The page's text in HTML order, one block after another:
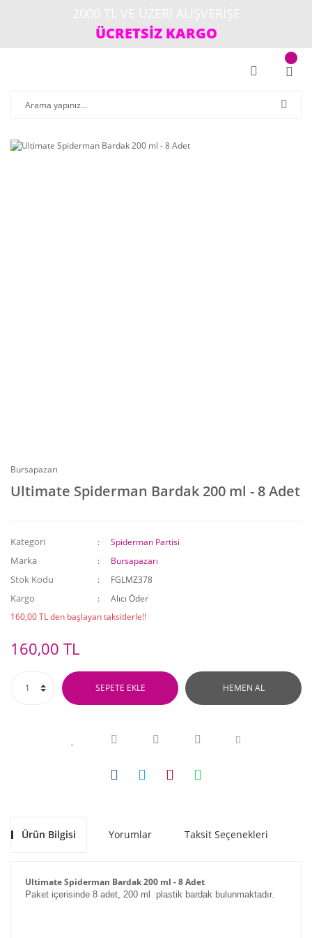
ÜCRETSİZ KARGO
Bursapazarı
Ultimate Spiderman Bardak 200 ml - 8 Adet
Kategori Spiderman Partisi
Marka Bursapazarı
Stok Kodu FGLMZ378
Kargo
Alıcı Öder
160,00 TL den başlayan taksitlerle!!
160,00 TL
SEPETE EKLE HEMEN AL
Ürün Bilgisi Yorumlar Taksit Seçenekleri
Ultimate Spiderman Bardak 200 ml - 8 Adet
Paket içerisinde 8 adet, 200 ml plastik bardak bulunmaktadır.